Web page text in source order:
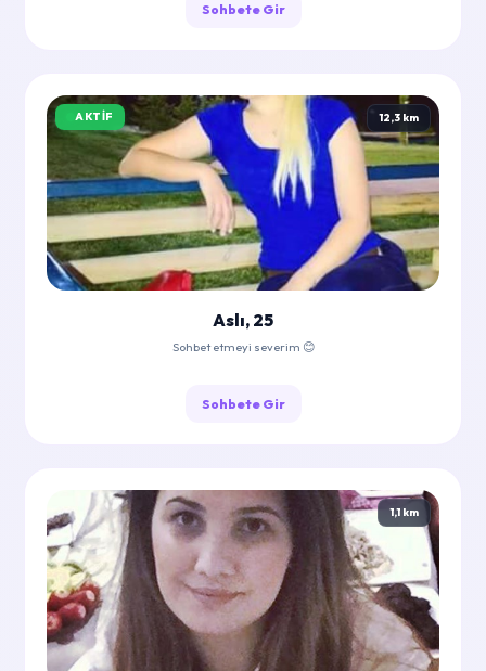
Sohbete Gir
AKTIF 12,3 km
Aslı, 25
Sohbet etmeyi severim 😊
Sohbete Gir
1,1 km